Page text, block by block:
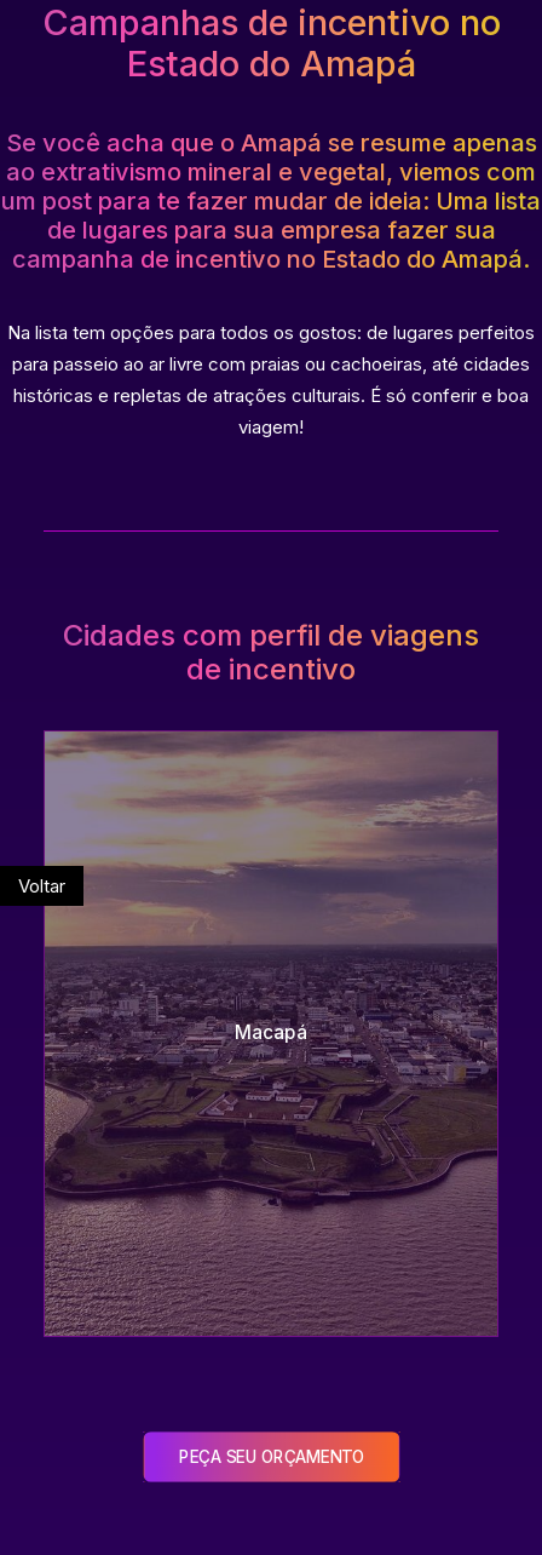
Campanhas de incentivo no
Estado do Amapá
Se você acha que o Amapá se resume apenas
ao extrativismo mineral e vegetal, viemos com
um post para te fazer mudar de ideia: Uma lista
de lugares para sua empresa fazer sua
campanha de incentivo no Estado do Amapá.
Na lista tem opções para todos os gostos: de lugares perfeitos
para passeio ao ar livre com praias ou cachoeiras, até cidades
históricas e repletas de atrações culturais. É só conferir e boa
viagem!
Cidades com perfil de viagens
de incentivo
Macapá
PEÇA SEU ORÇAMENTO
Voltar